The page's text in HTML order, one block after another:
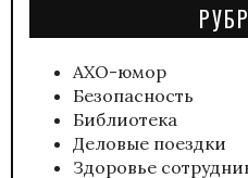
АХО-юмор
Безопасность
Библиотека
Деловые поездки
Здоровье